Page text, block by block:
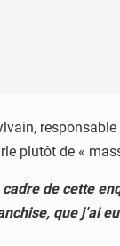
plutôt de «
de cette
que j’ai